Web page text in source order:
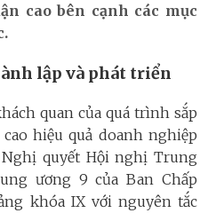
cao bên cạnh các mục
lập và phát triển
quan của quá trình sắp
hiệu quả doanh nghiệp
quyết Hội nghị Trung
ương 9 của Ban Chấp
khóa IX với nguyên tắc